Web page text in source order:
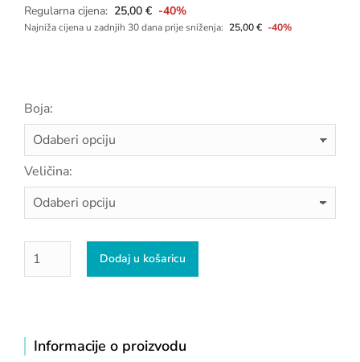
Regularna cijena: 25,00 € -40%
Najniža cijena u zadnjih 30 dana prije sniženja: 25,00€ -40%
Boja:
Veličina:
Dodaj u košaricu
Informacije o proizvodu